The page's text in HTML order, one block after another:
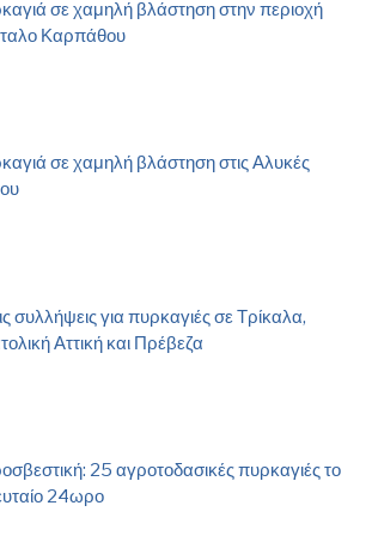
σε χαμηλή βλάστηση στην περιοχή
Καρπάθου
σε χαμηλή βλάστηση στις Αλυκές
συλλήψεις για πυρκαγιές σε Τρίκαλα,
Αττική και Πρέβεζα
25 αγροτοδασικές πυρκαγιές το
24ωρο